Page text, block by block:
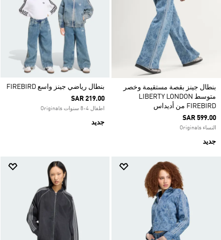
بنطال جينز بقصة مستقيمة وخصر
متوسط LIBERTY LONDON
FIREBIRD من أديداس
SAR 599.00
النساء Originals
جديد
بنطال رياضي جينز واسع FIREBIRD
SAR 219.00
اطفال 4-8 سنوات Originals
جديد